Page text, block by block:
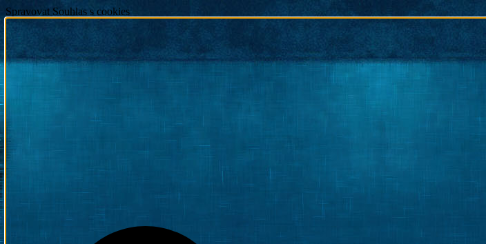
Spravovat Souhlas s cookies